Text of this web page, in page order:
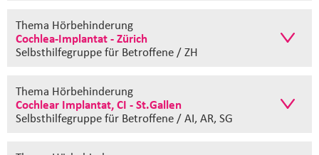
Thema Hörbehinderung
Cochlea-Implantat - Zürich
Selbsthilfegruppefür Betroffene / ZH
Thema Hörbehinderung
Cochlear Implantat, CI - St.Gallen
Selbsthilfegruppefür Betroffene / AI, AR, SG